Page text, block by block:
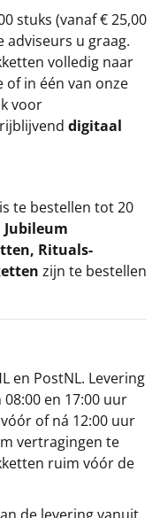
stuks (vanaf € 25,00
adviseurs u graag.
volledig naar
of in één van onze
voor
digitaal
is te bestellen tot 20
Jubileum
, Rituals-
zijn te bestellen
en PostNL. Levering
en 17:00 uur
of ná 12:00 uur
vertragingen te
ruim vóór de